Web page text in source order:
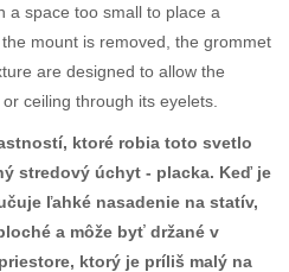
a space too small to place a
mount is removed, the grommet
are designed to allow the
ceiling through its eyelets.
ktoré robia toto svetlo
stredový úchyt - placka. Keď je
ľahké nasadenie na statív,
a môže byť držané v
ktorý je príliš malý na